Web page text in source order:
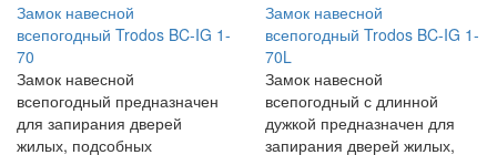
Замок навесной
всепогодный Trodos BC-IG 1-
70
Замок навесной
всепогодный предназначен
для запирания дверей
жилых, подсобных
Замок навесной
всепогодный Trodos BC-IG 1-
70L
Замок навесной
всепогодный с длинной
дужкой предназначен для
запирания дверей жилых,